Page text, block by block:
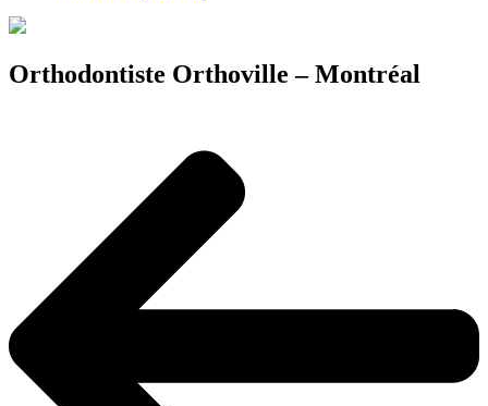
Orthodontiste Orthoville – Montréal